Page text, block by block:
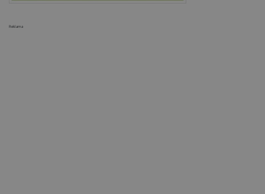
Reklama